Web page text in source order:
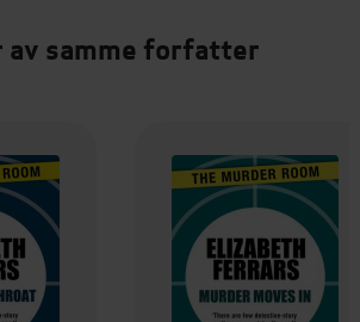
av samme forfatter